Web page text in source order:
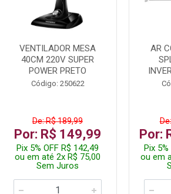
VENTILADOR MESA
40CM 220V SUPER
POWER PRETO
Código: 250622
De: R$ 189,99
Por: R$ 149,99
Pix 5% OFF R$ 142,49
ou em até 2x R$ 75,00
Sem Juros
AR
Por:
Pix 5%
ou em